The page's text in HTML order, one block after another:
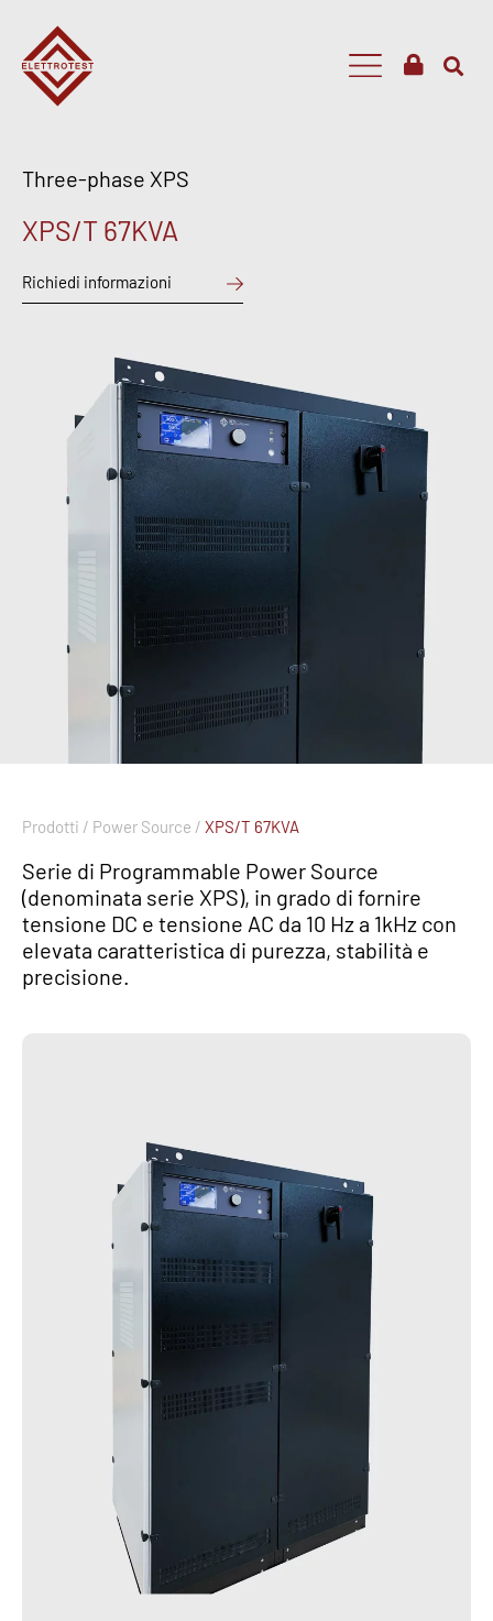
Three-phase XPS
XPS/T 67KVA
Richiedi informazioni
Prodotti / Power Source / XPS/T 67KVA
Serie di Programmable Power Source
(denominata serie XPS), in grado di fornire
tensione DC e tensione AC da 10 Hz a 1kHz con
elevata caratteristica di purezza, stabilità e
precisione.